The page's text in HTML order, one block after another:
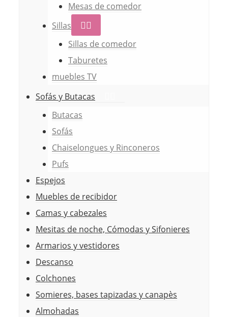
pueden
en
Mesas de comedor
Sillas
Sillas de comedor
Taburetes
muebles TV
Sofás y Butacas
Butacas
Sofás
Chaiselongues y Rinconeros
Pufs
Espejos
Muebles de recibidor
Camas y cabezales
Mesitas de noche, Cómodas y Sifonieres
Armarios y vestidores
Descanso
Colchones
Somieres, bases tapizadas y canapès
Almohadas